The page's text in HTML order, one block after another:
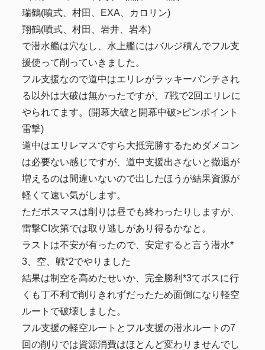
瑞鶴(噴式、村田、EXA、カロリン)
翔鶴(噴式、村田、岩井、岩本)
で潜水艦は穴なし、水上艦にはバルジ積んでフル支
援使って削っていきました。
フル支援なので道中はエリレがラッキーパンチされ
る以外は大破は無かったですが、7戦で2回エリレに
やられてます。(開幕大破と開幕中破>ピンポイント
雷撃)
道中はエリレマスですら大抵完勝するためダメコン
は必要ない感じですが、道中支援出さないと撤退が
増えるのは間違いないので出したほうが結果資源が
軽くて速い気がします。
ただボスマスは削りは昼でも終わったりしますが、
雷撃CI次第では取り逃しがあり得るかなと。
ラストは不安が有ったので、安定すると言う潜水*
3、空、戦*2でやりました
結果は制空を高めたせいか、完全勝利*3てボスに行
くも丁不利で削りきれずだったため面倒になり軽空
ルートで破壊しました。
フル支援の軽空ルートとフル支援の潜水ルートの7
回の削りでは資源消費はほとんど変わりませんでし